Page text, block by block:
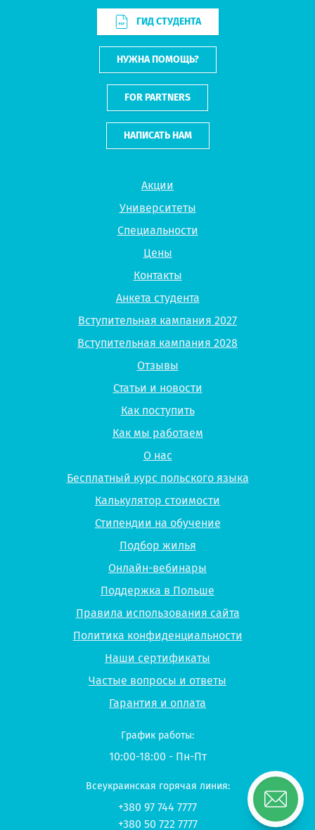
Акции
Университеты
Специальности
Цены
Контакты
Анкета студента
Вступительная кампания 2027
Вступительная кампания 2028
Отзывы
Статьи и новости
Как поступить
Как мы работаем
О нас
Бесплатный курс польского языка
Калькулятор стоимости
Стипендии на обучение
Подбор жилья
Онлайн-вебинары
Поддержка в Польше
Правила использования сайта
Политика конфиденциальности
Наши сертификаты
Частые вопросы и ответы
Гарантия и оплата
ГИД СТУДЕНТА
НУЖНА ПОМОЩЬ?
FOR PARTNERS
НАПИСАТЬ НАМ
График работы:
10:00-18:00 - Пн-Пт
Всеукраинская горячая линия:
+380 97 744 7777
+380 50 722 7777